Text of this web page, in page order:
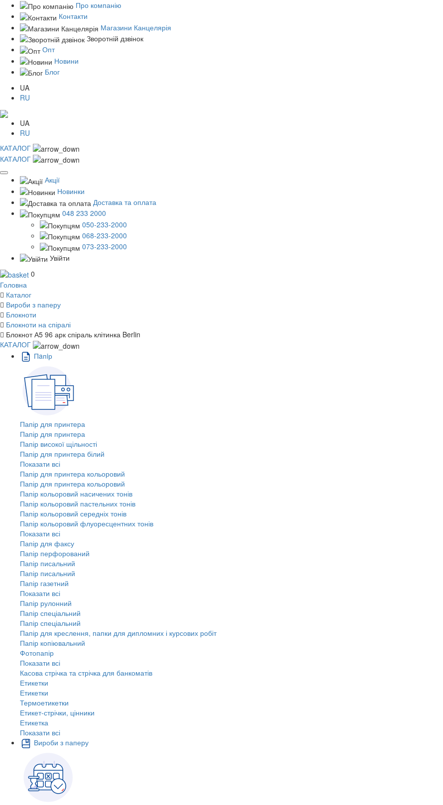
Про компанію
Контакти
Магазини Канцелярія
Зворотній дзвінок
Опт
Новини
Блог
UA
RU
UA
RU
КАТАЛОГ
КАТАЛОГ
Акції
Новинки
Доставка та оплата
048 233 2000
050-233-2000
068-233-2000
073-233-2000
Увійти
0
Головна
Каталог
Вироби з паперу
Блокноти
Блокноти на спіралі
Блокнот А5 96 арк спіраль клітинка Berlin
КАТАЛОГ
Пaпiр
Папір для принтера
Папір для принтера
Папір високої щільності
Папір для принтера білий
Показати всі
Папір для принтера кольоровий
Папір для принтера кольоровий
Папір кольоровий насичених тонів
Папір кольоровий пастельних тонів
Папір кольоровий середніх тонів
Папір кольоровий флуоресцентних тонів
Показати всі
Папір для факсу
Папір перфорований
Папір писальний
Папір писальний
Папір газетний
Показати всі
Папір рулонний
Папір спеціальний
Папір спеціальний
Папір для креслення, папки для дипломних і курсових робіт
Папір копіювальний
Фотопапір
Показати всі
Касова стрічка та стрічка для банкоматів
Етикетки
Етикетки
Термоетикетки
Етикет-стрічки, цінники
Етикетка
Показати всі
Вироби з паперу